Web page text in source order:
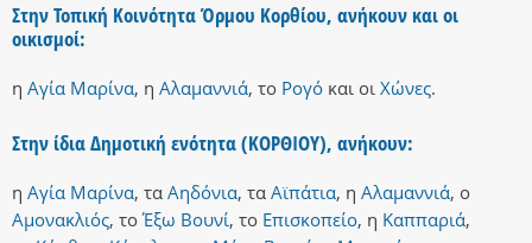
Στην Τοπική Κοινότητα Όρμου Κορθίου, ανήκουν και οι
οικισμοί:
η Αγία Μαρίνα, η Αλαμαννιά, το Ρογό και οι Χώνες.
Στην ίδια Δημοτική ενότητα (ΚΟΡΘΙΟΥ), ανήκουν:
η Αγία Μαρίνα, τα Αηδόνια, τα Αϊπάτια, η Αλαμαννιά, ο
Αμονακλιός, το Έξω Βουνί, το Επισκοπείο, η Καππαριά,